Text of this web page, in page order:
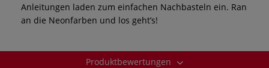
Anleitungen laden zum einfachen Nachbasteln ein. Ran
an die Neonfarben und los geht’s!
Produktbewertungen